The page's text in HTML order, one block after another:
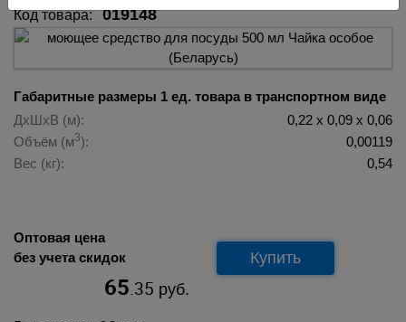
Код товара:019148
Габаритные размеры 1 ед. товара в транспортном виде
ДхШхВ (м):
0,22 х 0,09 х 0,06
Объём (м3):
0,00119
Вес (кг):
0,54
Оптовая цена
без учета скидок
65.35 руб.
Купить